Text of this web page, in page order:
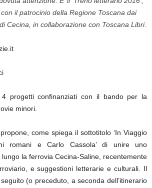
il patrocinio della Regione Toscana dai
Cecina, in collaborazione con Toscana Libri.
progetti confinanziati con il bando per la
minori.
propone, come spiega il sottotitolo ‘In Viaggio
romani e Carlo Cassola’ di unire uno
la ferrovia Cecina-Saline, recentemente
e suggestioni letterarie e culturali. Il
(o preceduto, a seconda dell’itinerario